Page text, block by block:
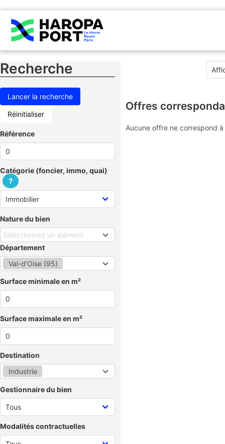
Recherche
Réinitialiser
Référence
Catégorie (foncier, immo, quai)
?
Nature du bien
Sélectionnez un élément
Département
Val-d'Oise (95)
Surface minimale en m²
Surface maximale en m²
Destination
Industrie
Gestionnaire du bien
Modalités contractuelles
Offres
Aucune offre ne correspond